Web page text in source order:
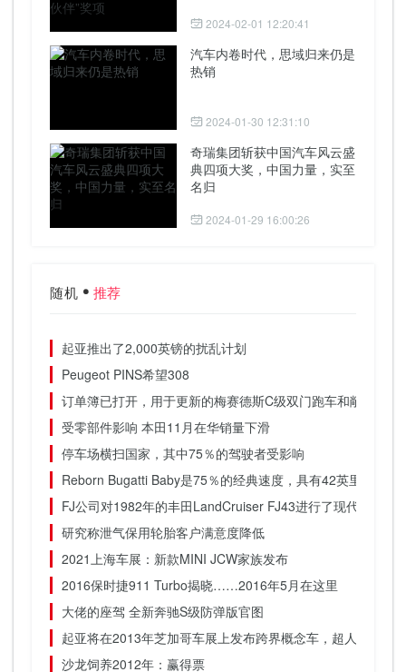
2024-02-01 12:20:41
汽车内卷时代，思域归来仍是
热销
2024-01-30 12:31:10
奇瑞集团斩获中国汽车风云盛
典四项大奖，中国力量，实至
名归
2024-01-29 16:00:26
随机 推荐
起亚推出了2,000英镑的扰乱计划
Peugeot PINS希望308
订单簿已打开，用于更新的梅赛德斯C级双门跑车和敞蓬车
受零部件影响 本田11月在华销量下滑
停车场横扫国家，其中75％的驾驶者受影响
Reborn Bugatti Baby是75％的经典速度，具有42英里/极快
FJ公司对1982年的丰田LandCruiser FJ43进行了现代化改造
研究称泄气保用轮胎客户满意度降低
2021上海车展：新款MINI JCW家族发布
2016保时捷911 Turbo揭晓……2016年5月在这里
大佬的座驾 全新奔驰S级防弹版官图
起亚将在2013年芝加哥车展上发布跨界概念车，超人车
沙龙饲养2012年：赢得票